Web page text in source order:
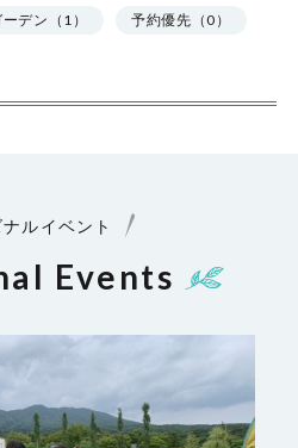
ーデン（1） 予約優先（0）
ルイベント
Events